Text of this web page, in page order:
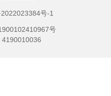
号-1
号
4190010036